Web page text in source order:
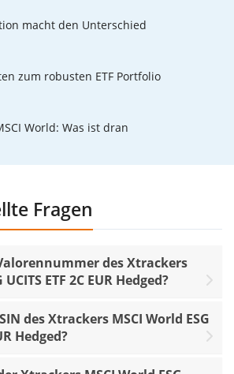
macht den Unterschied
zum robusten ETF Portfolio
World: Was ist dran
Fragen
des Xtrackers
ETF 2C EUR Hedged?
des Xtrackers MSCI World ESG
Hedged?